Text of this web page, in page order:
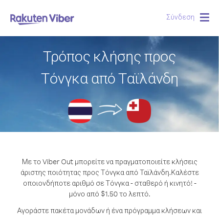
Σύνδεση
Τρόπος κλήσης προς
Τόνγκα από Ταϊλάνδη
Με το Viber Out μπορείτε να πραγματοποιείτε κλήσεις
άριστης ποιότητας προς Τόνγκα από Ταϊλάνδη.Καλέστε
οποιονδήποτε αριθμό σε Τόνγκα - σταθερό ή κινητό! -
μόνο από $1.50 το λεπτό.
Αγοράστε πακέτα μονάδων ή ένα πρόγραμμα κλήσεων και